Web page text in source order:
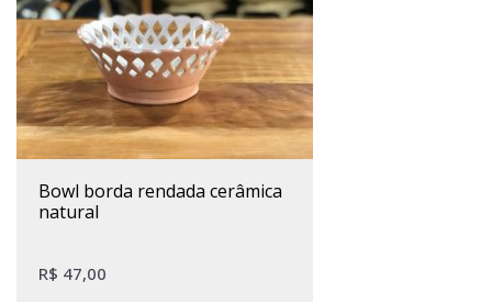
bowl borda rendada cerâmica
natural
R$ 47,00